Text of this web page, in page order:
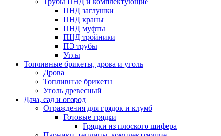
ПНД заглушки
ПНД краны
ПНД муфты
ПНД тройники
ПЭ трубы
Углы
Топливные брикеты, дрова и уголь
Дрова
Топливные брикеты
Уголь древесный
Дача, сад и огород
Ограждения для грядок и клумб
Готовые грядки
Грядки из плоского шифера